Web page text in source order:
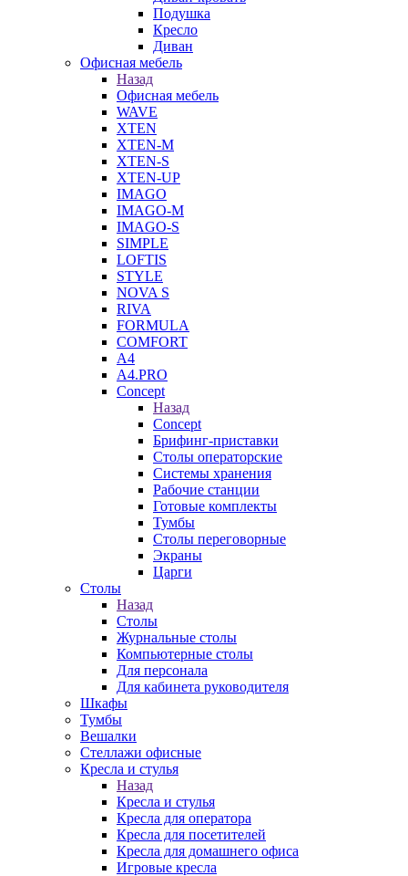
Подушка
Кресло
Диван
Офисная мебель
Назад
Офисная мебель
WAVE
XTEN
XTEN-M
XTEN-S
XTEN-UP
IMAGO
IMAGO-M
IMAGO-S
SIMPLE
LOFTIS
STYLE
NOVA S
RIVA
FORMULA
COMFORT
A4
A4.PRO
Concept
Назад
Concept
Брифинг-приставки
Столы операторские
Системы хранения
Рабочие станции
Готовые комплекты
Тумбы
Столы переговорные
Экраны
Царги
Столы
Назад
Столы
Журнальные столы
Компьютерные столы
Для персонала
Для кабинета руководителя
Шкафы
Тумбы
Вешалки
Стеллажи офисные
Кресла и стулья
Назад
Кресла и стулья
Кресла для оператора
Кресла для посетителей
Кресла для домашнего офиса
Игровые кресла